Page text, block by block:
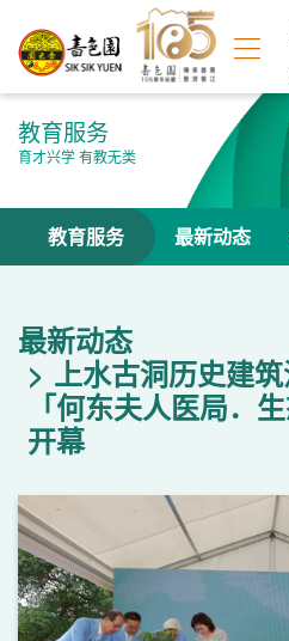
教育服务
育才兴学 有教无类
教育服务 最新动态
最新动态
上水古洞历史建
「何东夫人医局．
开幕